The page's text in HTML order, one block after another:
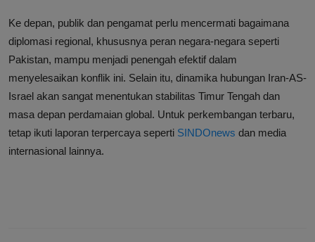
Ke depan, publik dan pengamat perlu mencermati bagaimana
diplomasi regional, khususnya peran negara-negara seperti
Pakistan, mampu menjadi penengah efektif dalam
menyelesaikan konflik ini. Selain itu, dinamika hubungan Iran-AS-
Israel akan sangat menentukan stabilitas Timur Tengah dan
masa depan perdamaian global. Untuk perkembangan terbaru,
tetap ikuti laporan terpercaya seperti SINDOnews dan media
internasional lainnya.